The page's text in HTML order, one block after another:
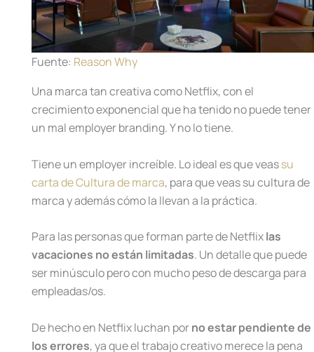
Fuente: Reason Why
Una marca tan creativa como Netflix, con el
crecimiento exponencial que ha tenido no puede tener
un mal employer branding. Y no lo tiene.
Tiene un employer increíble. Lo ideal es que veassu
carta de Cultura de marca, para que veas su cultura de
marca y además cómo la llevan a la práctica.
Para las personas que forman parte de Netflixlas
vacaciones no están limitadas. Un detalle que puede
ser minúsculo pero con mucho peso de descarga para
empleadas/os.
De hecho en Netflix luchan porno estar pendiente de
los errores, ya que el trabajo creativo merece la pena